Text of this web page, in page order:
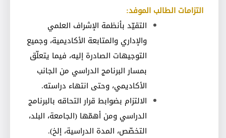
التزامات الطالب الموفد:
التقيّد بأنظمة الإشراف العلمي
والإداري والمتابعة الأكاديمية، وجميع
التوجيهات الصادرة إليه، فيما يتعلّق
بمسار البرنامج الدراسي من الجانب
الأكاديمي، وحتى انتهاء دراسته.
الالتزام بضوابط قرار التحاقه بالبرنامج
الدراسي ومن أهمّها (الجامعة، البلد،
التخصّص، المدة الدراسية، إلخ).